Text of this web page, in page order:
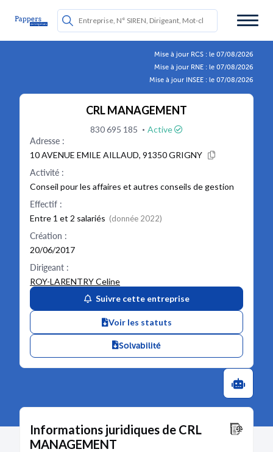
Mise à jour RCS : le 07/08/2026
Mise à jour RNE : le 07/08/2026
Mise à jour INSEE : le 07/08/2026
CRL MANAGEMENT
830 695 185 · Active
Adresse :
10 AVENUE EMILE AILLAUD, 91350 GRIGNY
Activité :
Conseil pour les affaires et autres conseils de gestion
Effectif :
Entre 1 et 2 salariés (donnée 2022)
Création :
20/06/2017
Dirigeant :
ROY-LARENTRY Celine
Suivre cette entreprise
Voir les statuts
Solvabilité
Informations juridiques de CRL
MANAGEMENT